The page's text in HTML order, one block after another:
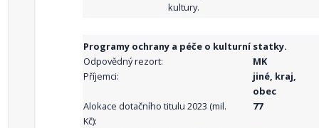
kultury.
Programy ochrany a péče o kulturní statky.
Odpovědný rezort:
MK
Příjemci:
jiné, kraj,
obec
Alokace dotačního titulu 2023 (mil.
Kč):
77